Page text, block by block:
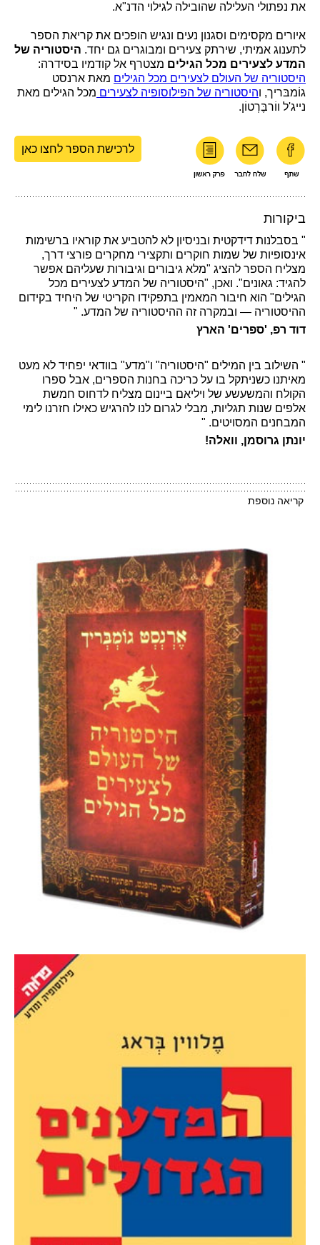
את נפתולי העלילה שהובילה לגילוי הדנ"א.
איורים מקסימים וסגנון נעים ונגיש הופכים את קריאת הספר
לתענוג אמיתי, שירתק צעירים ומבוגרים גם יחד. היסטוריה של
המדע לצעירים מכל הגילים מצטרף אל קודמיו בסידרה:
היסטוריה של העולם לצעירים מכל הגילים מאת ארנסט
גוֹמבּריך, והיסטוריה של הפילוסופיה לצעירים מכל הגילים מאת
נייג'ל ווֹרבֶּרְטוֹן.
לרכישת הספר לחצו כאן
ביקורות
" בסבלנות דידקטית ובניסיון לא להטביע את קוראיו ברשימות
אינסופיות של שמות חוקרים ותקצירי מחקרים פורצי דרך,
מצליח הספר להציג "מלא גיבורים וגיבורות שעליהם אפשר
להגיד: גאונים". ואכן, "היסטוריה של המדע לצעירים מכל
הגילים" הוא חיבור המאמין בתפקידו הקריטי של היחיד בקידום
ההיסטוריה — ובמקרה זה ההיסטוריה של המדע. "
דוד רפ, 'ספרים' הארץ
" השילוב בין המילים "היסטוריה" ו"מדע" בוודאי יפחיד לא מעט
מאיתנו כשניתקל בו על כריכה בחנות הספרים, אבל ספרו
הקולח והמשעשע של ויליאם ביינום מצליח לדחוס חמשת
אלפים שנות תגליות, מבלי לגרום לנו להרגיש כאילו חזרנו לימי
המבחנים המסויטים. "
יונתן גרוסמן, וואלה!
קריאה נוספת